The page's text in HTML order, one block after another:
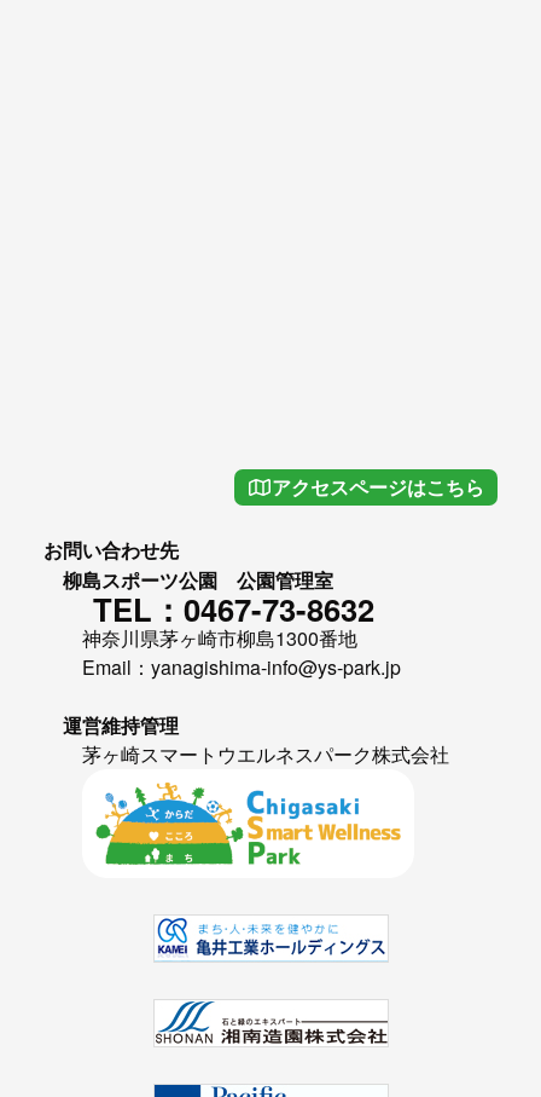
アクセスページはこちら
お問い合わせ先
柳島スポーツ公園 公園管理室
TEL：0467-73-8632
神奈川県茅ヶ崎市柳島1300番地
Email：yanagishima-info@ys-park.jp
運営維持管理
茅ヶ崎スマートウエルネスパーク株式会社